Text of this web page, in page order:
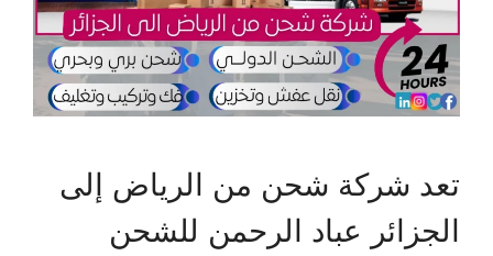
تعد شركة شحن من الرياض إلى
الجزائر عباد الرحمن للشحن